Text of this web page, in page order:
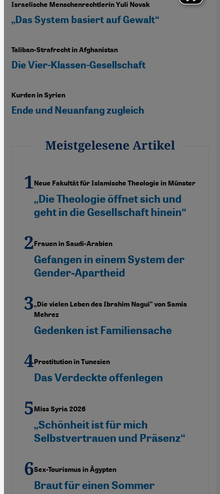
Israelische Menschenrechtlerin Yuli Novak
„Das System basiert auf Gewalt“
Taliban-Strafrecht in Afghanistan
Die Vier-Klassen-Gesellschaft
Kurden in Syrien
Ende und Neuanfang zugleich
Meistgelesene Artikel
Neue Fakultät für Islamische Theologie in Münster
„Die Theologie öffnet sich und
geht in die Gesellschaft hinein“
Frauen in Saudi-Arabien
Gefangen in einem System der
Gender-Apartheid
„Die vielen Leben des Ibrahim Nagui“ von Samia
Mehrez
Gedenken ist Familiensache
Prostitution in Tunesien
Das Verdeckte offenlegen
Miss Syria 2026
„Schönheit ist für mich
Selbstvertrauen und Präsenz“
Sex-Tourismus in Ägypten
Braut für einen Sommer